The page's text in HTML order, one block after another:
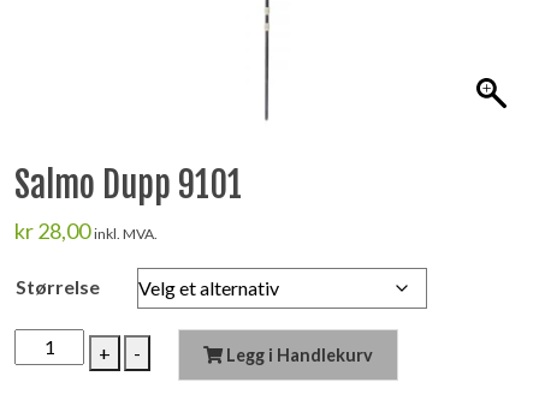
Salmo Dupp 9101
kr28,00 inkl. MVA.
Størrelse
+
Salmo
Dupp
- Legg i Handlekurv